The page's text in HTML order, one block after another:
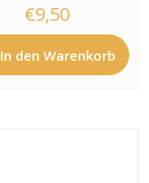
€9,50
In den Warenkorb